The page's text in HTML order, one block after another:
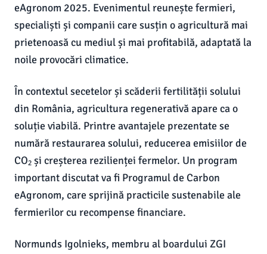
eAgronom 2025. Evenimentul reunește fermieri,
specialiști și companii care susțin o agricultură mai
prietenoasă cu mediul și mai profitabilă, adaptată la
noile provocări climatice.
În contextul secetelor și scăderii fertilității solului
din România, agricultura regenerativă apare ca o
soluție viabilă. Printre avantajele prezentate se
numără restaurarea solului, reducerea emisiilor de
CO₂ și creșterea rezilienței fermelor. Un program
important discutat va fi Programul de Carbon
eAgronom, care sprijină practicile sustenabile ale
fermierilor cu recompense financiare.
Normunds Igolnieks, membru al boardului ZGI